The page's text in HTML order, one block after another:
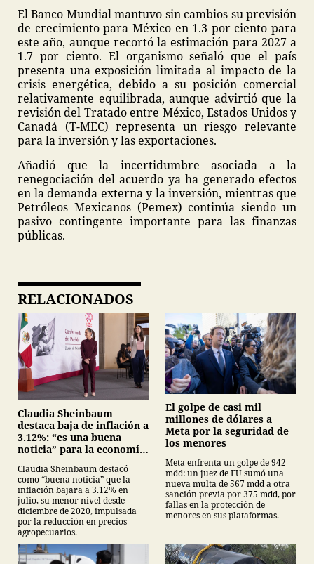
El Banco Mundial mantuvo sin cambios su previsión
de crecimiento para México en 1.3 por ciento para
este año, aunque recortó la estimación para 2027 a
1.7 por ciento. El organismo señaló que el país
presenta una exposición limitada al impacto de la
crisis energética, debido a su posición comercial
relativamente equilibrada, aunque advirtió que la
revisión del Tratado entre México, Estados Unidos y
Canadá (T-MEC) representa un riesgo relevante
para la inversión y las exportaciones.
Añadió que la incertidumbre asociada a la
renegociación del acuerdo ya ha generado efectos
en la demanda externa y la inversión, mientras que
Petróleos Mexicanos (Pemex) continúa siendo un
pasivo contingente importante para las finanzas
públicas.
RELACIONADOS
Claudia Sheinbaum
destaca baja de inflación a
3.12%: “es una buena
noticia” para la economía
Claudia Sheinbaum destacó
como “buena noticia” que la
inflación bajara a 3.12% en
julio, su menor nivel desde
diciembre de 2020, impulsada
por la reducción en precios
agropecuarios.
El golpe de casi mil
millones de dólares a
Meta por la seguridad de
los menores
Meta enfrenta un golpe de 942
mdd: un juez de EU sumó una
nueva multa de 567 mdd a otra
sanción previa por 375 mdd, por
fallas en la protección de
menores en sus plataformas.